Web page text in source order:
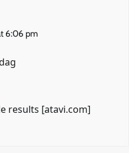
6:06 pm
results [atavi.com]